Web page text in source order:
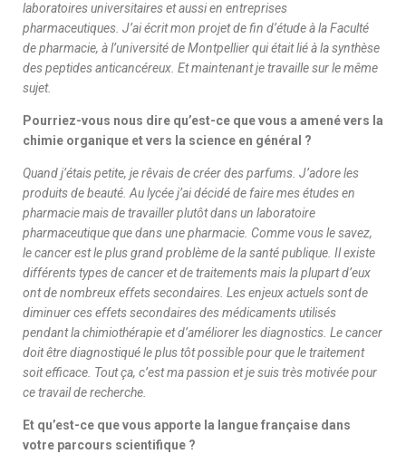
laboratoires universitaires et aussi en entreprises
pharmaceutiques. J’ai écrit mon projet de fin d’étude à la Faculté
de pharmacie, à l’université de Montpellier qui était lié à la synthèse
des peptides anticancéreux. Et maintenant je travaille sur le même
sujet.
Pourriez-vous nous dire qu’est-ce que vous a amené vers la
chimie organique et vers la science en général ?
Quand j’étais petite, jе rêvais de créer des parfums. J’adore les
produits de beauté. Au lycée j’ai décidé de faire mes études en
pharmacie mais de travailler plutôt dans un laboratoire
pharmaceutique que dans une pharmacie. Comme vous le savez,
le cancer est le plus grand problème de la santé publique. Il existe
différents types de cancer et de traitements mais la plupart d’eux
ont de nombreux effets secondaires. Les enjeux actuels sont de
diminuer ces effets secondaires des médicaments utilisés
pendant la chimiothérapie et d’améliorer les diagnostics. Le cancer
doit être diagnostiqué le plus tôt possible pour que le traitement
soit efficace. Tout ça, c’est ma passion et je suis très motivée pour
ce travail de recherche.
Et qu’est-ce que vous apporte la langue française dans
votre parcours scientifique ?